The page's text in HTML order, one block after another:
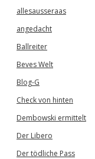
allesausseraas
angedacht
Ballreiter
Beves Welt
Blog-G
Check von hinten
Dembowski ermittelt
Der Libero
Der tödliche Pass